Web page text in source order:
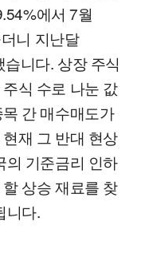
에서 7월
니 지난달
니다. 상장 주식
식 수로 나눈 값
간 매수매도가
재 그 반대 현상
의 기준금리 인하
상승 재료를 찾
니다.